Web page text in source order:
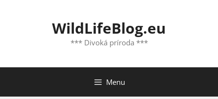
WildLifeBlog.eu
*** Divoká príroda ***
Menu